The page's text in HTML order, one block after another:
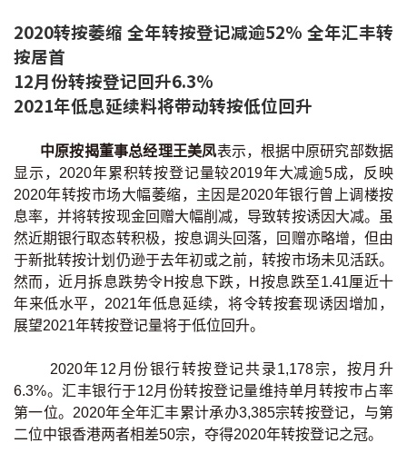
按揭计算
转按计算
供款年期计算
工商铺按揭计算
印花税计算
免费物业估价
下载中心
按揭全面睇
新闻/研究
2020转按萎缩 全年转按登记减逾52% 全年汇丰转
按居首
12月份转按登记回升6.3%
2021年低息延续料将带动转按低位回升
中原按揭董事总经理王美凤表示，根据中原研究部数据
显示，2020年累积转按登记量较2019年大减逾5成，反映
2020年转按市场大幅萎缩，主因是2020年银行曾上调楼按
息率，并将转按现金回赠大幅削减，导致转按诱因大减。虽
然近期银行取态转积极，按息调头回落，回赠亦略增，但由
于新批转按计划仍逊于去年初或之前，转按市场未见活跃。
然而，近月拆息跌势令H按息下跌，H按息跌至1.41厘近十
年来低水平，2021年低息延续，将令转按套现诱因增加，
展望2021年转按登记量将于低位回升。
2020年12月份银行转按登记共录1,178宗，按月升
6.3%。汇丰银行于12月份转按登记量维持单月转按巿占率
第一位。2020年全年汇丰累计承办3,385宗转按登记，与第
二位中银香港两者相差50宗，夺得2020年转按登记之冠。